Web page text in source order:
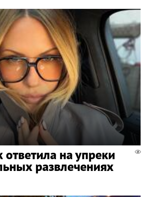
на упреки
развлечениях